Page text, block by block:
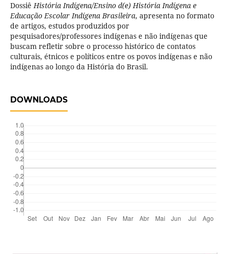
DossiêHistória Indígena/Ensino d(e) História Indígena e
Educação Escolar Indígena Brasileira, apresenta no formato
de artigos, estudos produzidos por
pesquisadores/professores indígenas e não indígenas que
buscam refletir sobre o processo histórico de contatos
culturais, étnicos e políticos entre os povos indígenas e não
indígenas ao longo da História do Brasil.
DOWNLOADS